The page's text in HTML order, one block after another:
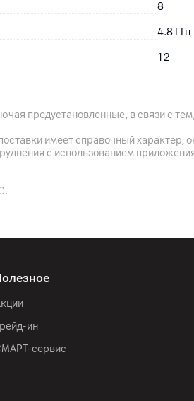
8
4.8 ГГц
12
предустановленные, в связи с
имеет справочный характер,
с использованием
ин
сервис